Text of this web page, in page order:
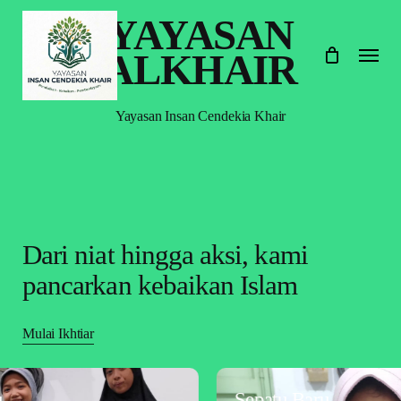
Skip
content
Menu
YAYASAN
ALKHAIR
Yayasan Insan Cendekia Khair
Dari niat hingga aksi, kami
pancarkan kebaikan Islam
Mulai Ikhtiar